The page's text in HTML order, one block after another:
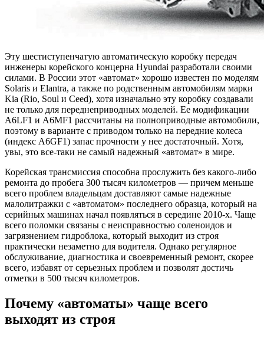
Эту шестиступенчатую автоматическую коробку передач
инженеры корейского концерна Hyundai разработали своими
силами. В России этот «автомат» хорошо известен по моделям
Solaris и Elantra, а также по родственным автомобилям марки
Kia (Rio, Soul и Сeed), хотя изначально эту коробку создавали
не только для переднеприводных моделей. Ее модификации
A6LF1 и A6MF1 рассчитаны на полноприводные автомобили,
поэтому в варианте с приводом только на передние колеса
(индекс A6GF1) запас прочности у нее достаточный. Хотя,
увы, это все-таки не самый надежный «автомат» в мире.
Корейская трансмиссия способна прослужить без какого-либо
ремонта до пробега 300 тысяч километров — причем меньше
всего проблем владельцам доставляют самые надежные
малолитражки с «автоматом» последнего образца, который на
серийных машинах начал появляться в середине 2010-х. Чаще
всего поломки связаны с неисправностью соленоидов и
загрязнением гидроблока, который выходит из строя
практически незаметно для водителя. Однако регулярное
обслуживание, диагностика и своевременный ремонт, скорее
всего, избавят от серьезных проблем и позволят достичь
отметки в 500 тысяч километров.
Почему «автоматы» чаще всего
выходят из строя